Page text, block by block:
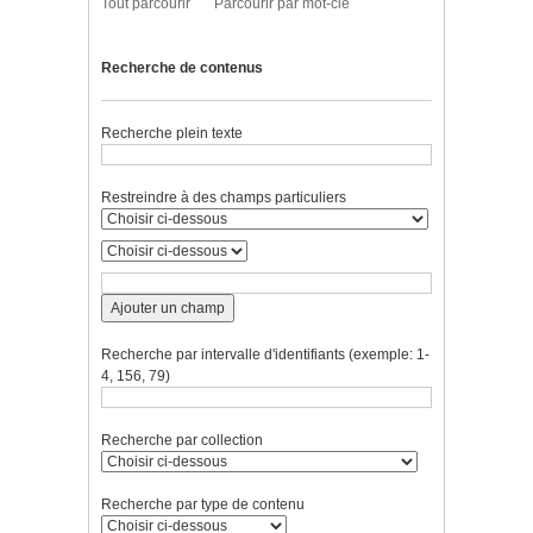
Tout parcourir Parcourir par mot-clé
Recherche de contenus
Recherche plein texte
Restreindre à des champs particuliers
Ajouter un champ
Recherche par intervalle d'identifiants (exemple: 1-
4, 156, 79)
Recherche par collection
Recherche par type de contenu